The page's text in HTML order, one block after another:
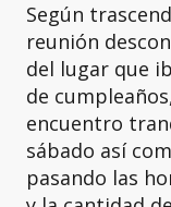
Según
reunión
del lugar que
de
encuentro
sábado así
pasando las